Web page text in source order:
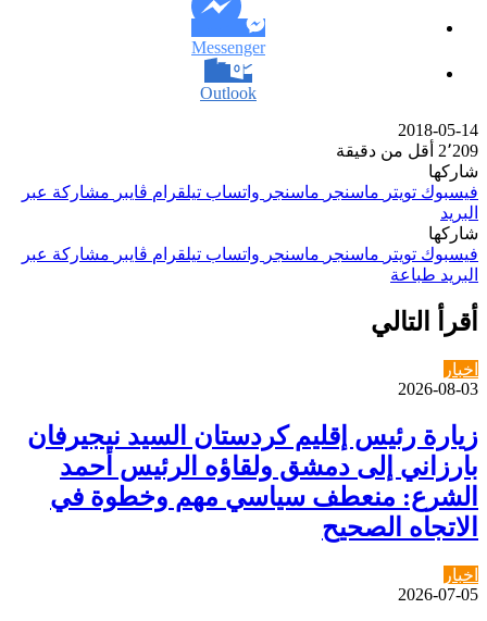
Messenger
Outlook
2018-05-14
2٬209 أقل من دقيقة
شاركها
فيسبوك تويتر ماسنجر ماسنجر واتساب تيلقرام ڤايبر مشاركة عبر
البريد
شاركها
فيسبوك تويتر ماسنجر ماسنجر واتساب تيلقرام ڤايبر مشاركة عبر
البريد طباعة
أقرأ التالي
اخبار
2026-08-03
زيارة رئيس إقليم كردستان السيد نيجيرفان
بارزاني إلى دمشق ولقاؤه الرئيس أحمد
الشرع: منعطف سياسي مهم وخطوة في
الاتجاه الصحيح
اخبار
2026-07-05